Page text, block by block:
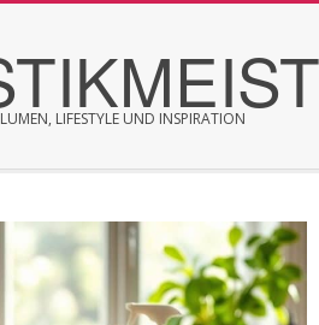
LIFESTYLE UND INSPIRATION